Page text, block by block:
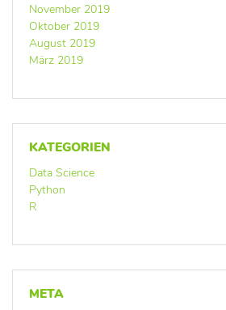
November 2019
Oktober 2019
August 2019
März 2019
KATEGORIEN
Data Science
Python
R
META